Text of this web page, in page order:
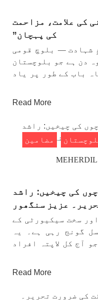
کی علامت، مزاحمت
کی پہچان”
شہادت — بلوچ قومی
دن 26 اگست وہ دن ہے جو بلوچستان
باب کے طور پر یاد
Read More
مضامین
کی چیخیں: راشد
عزیز سنگھور
سخت سیکیورٹی کے
گونج رہی ہے۔ یہ
آج کل لاپتہ افراد
Read More